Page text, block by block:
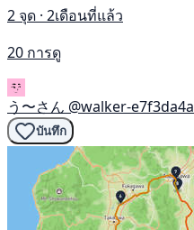
2 จุด · 2เดือนที่แล้ว
20 การดู
う〜さん @walker-e7f3da4a
บันทึก